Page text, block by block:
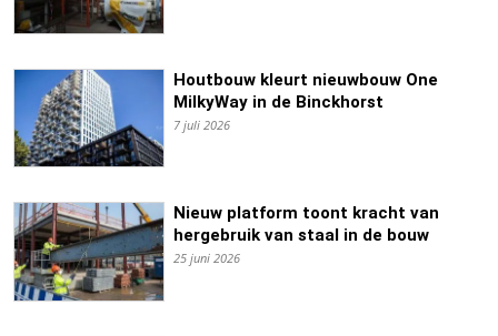
Houtbouw kleurt nieuwbouw One
MilkyWay in de Binckhorst
7 juli 2026
Nieuw platform toont kracht van
hergebruik van staal in de bouw
25 juni 2026